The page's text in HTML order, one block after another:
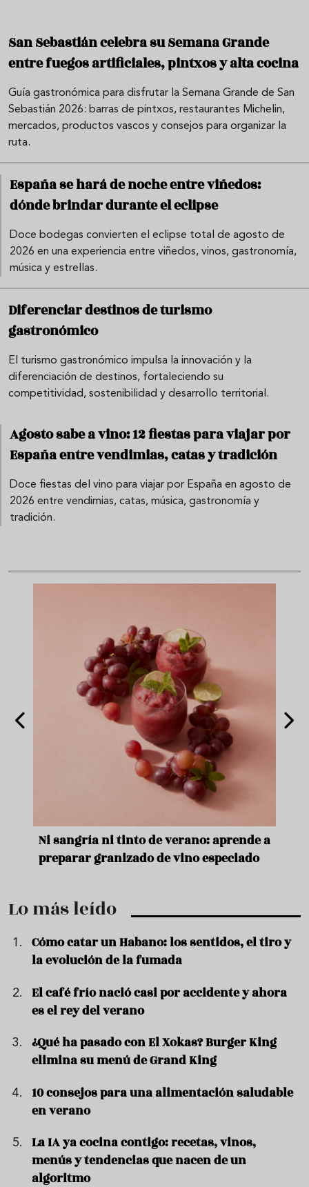
San Sebastián celebra su Semana Grande
entre fuegos artificiales, pintxos y alta cocina
Guía gastronómica para disfrutar la Semana Grande de San
Sebastián 2026: barras de pintxos, restaurantes Michelin,
mercados, productos vascos y consejos para organizar la
ruta.
España se hará de noche entre viñedos:
dónde brindar durante el eclipse
Doce bodegas convierten el eclipse total de agosto de
2026 en una experiencia entre viñedos, vinos, gastronomía,
música y estrellas.
Diferenciar destinos de turismo
gastronómico
El turismo gastronómico impulsa la innovación y la
diferenciación de destinos, fortaleciendo su
competitividad, sostenibilidad y desarrollo territorial.
Agosto sabe a vino: 12 fiestas para viajar por
España entre vendimias, catas y tradición
Doce fiestas del vino para viajar por España en agosto de
2026 entre vendimias, catas, música, gastronomía y
tradición.
Ni sangría ni tinto de verano: aprende a
preparar granizado de vino especiado
Lo más leído
Cómo catar un Habano: los sentidos, el tiro y
la evolución de la fumada
El café frío nació casi por accidente y ahora
es el rey del verano
¿Qué ha pasado con El Xokas? Burger King
elimina su menú de Grand King
10 consejos para una alimentación saludable
en verano
La IA ya cocina contigo: recetas, vinos,
menús y tendencias que nacen de un
algoritmo